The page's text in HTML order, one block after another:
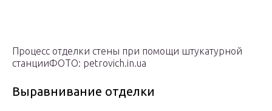
Процесс отделки стены при помощи штукатурной
станцииФОТО: petrovich.in.ua
Выравнивание отделки